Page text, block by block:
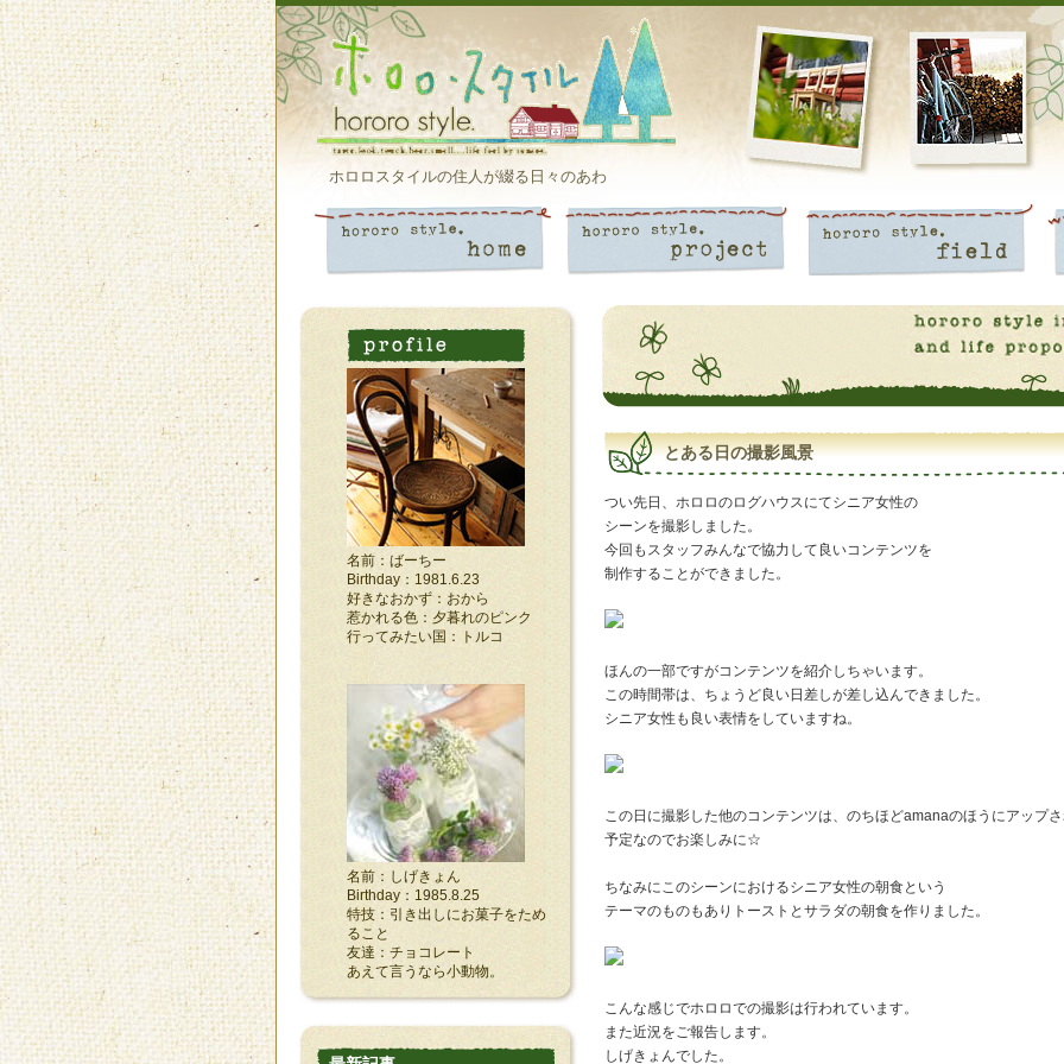
ホロロスタイルの住人が綴る日々のあわ
名前：ばーちー
Birthday：1981.6.23
好きなおかず：おから
惹かれる色：夕暮れのピンク
行ってみたい国：トルコ
名前：しげきょん
Birthday：1985.8.25
特技：引き出しにお菓子をため
ること
友達：チョコレート
あえて言うなら小動物。
とある日の撮影風景
つい先日、ホロロのログハウスにてシニア女性の
シーンを撮影しました。
今回もスタッフみんなで協力して良いコンテンツを
制作することができました。
ほんの一部ですがコンテンツを紹介しちゃいます。
この時間帯は、ちょうど良い日差しが差し込んできました。
シニア女性も良い表情をしていますね。
この日に撮影した他のコンテンツは、のちほどamanaのほうにアップ
予定なのでお楽しみに☆
ちなみにこのシーンにおけるシニア女性の朝食という
テーマのものもありトーストとサラダの朝食を作りました。
こんな感じでホロロでの撮影は行われています。
また近況をご報告します。
しげきょんでした。